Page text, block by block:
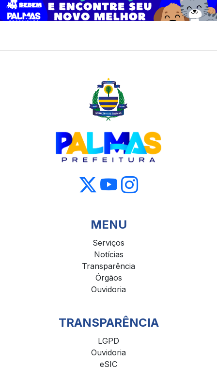
MENU
Serviços
Notícias
Transparência
Órgãos
Ouvidoria
TRANSPARÊNCIA
LGPD
Ouvidoria
eSIC